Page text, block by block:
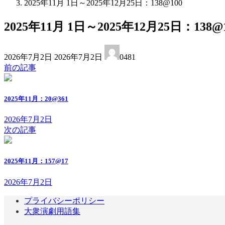
2025年11月 1日～2025年12月25日：138@100
2025年11月 1日～2025年12月25日：
2026年7月2日 終
時
2026年7月2日
0481
前の記事
2025年11月：20@361
2026年7月2日
次の記事
2025年11月：157@17
2026年7月2日
プライバシーポリシー
大衆演劇用語集